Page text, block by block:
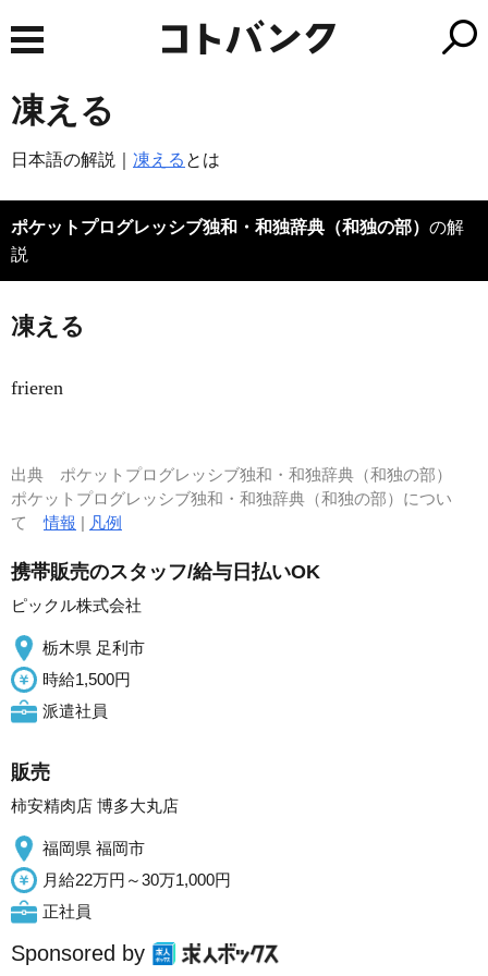
凍える
日本語の解説｜ 凍える とは
ポケットプログレッシブ独和・和独辞典（和独の部） の解
説
凍える
frieren
出典 ポケットプログレッシブ独和・和独辞典（和独の部）
ポケットプログレッシブ独和・和独辞典（和独の部）につい
て情報 | 凡例
携帯販売のスタッフ/給与日払いOK
ピックル株式会社
栃木県 足利市
時給1,500円
派遣社員
販売
柿安精肉店 博多大丸店
福岡県 福岡市
月給22万円～30万1,000円
正社員
Sponsored by